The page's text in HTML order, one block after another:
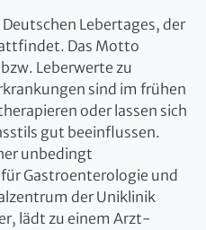
Lebertages, der
Das Motto
Leberwerte zu
sind im frühen
oder lassen sich
gut beeinflussen.
unbedingt
Gastroenterologie und
der Uniklinik
lädt zu einem Arzt-